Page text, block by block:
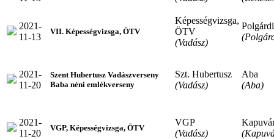
2021-
11-13
VII. Képességvizsga, ÖTV
Képességvizsga,
ÖTV
(Vadász)
Polgárdi
2021-
11-20
Szent Hubertusz Vadászverseny
Baba néni emlékverseny
Szt. Hubertusz
(Vadász)
Aba
(Aba)
2021-
11-20
VGP, Képességvizsga, ÖTV
VGP
(Vadász)